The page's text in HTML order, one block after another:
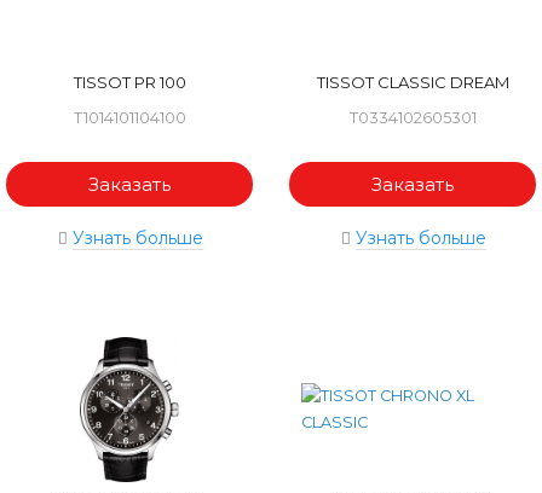
TISSOT PR 100
T1014101104100
Заказать
Узнать больше
TISSOT CLASSIC DREAM
T0334102605301
Заказать
Узнать больше